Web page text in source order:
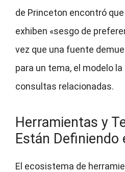
de Princeton encontró
exhiben «sesgo de
vez que una fuente
para un tema, el modelo
consultas relacionadas.
Herramientas y
Están Definiendo
El ecosistema de